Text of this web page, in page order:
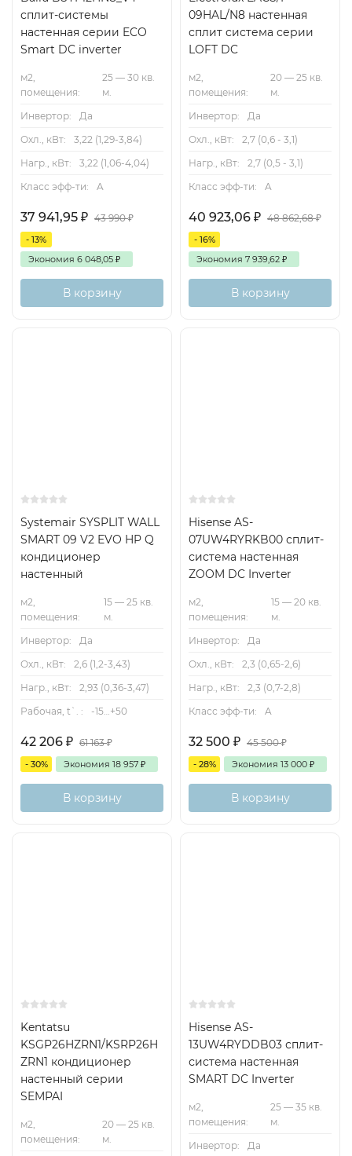
сплит-системы
настенная серии ECO
Smart DC inverter
м2,
помещения:
25 — 30 кв.
м.
Инвертор:
Да
Охл., кВт:
3,22 (1,29-3,84)
Нагр., кВт:
3,22 (1,06-4,04)
Класс эфф-ти:
A
37 941,95 ₽ 43 990₽
- 13%
Экономия 6 048,05 ₽
В корзину
09HAL/N8 настенная
сплит система серии
LOFT DC
м2,
помещения:
20 — 25 кв.
м.
Инвертор:
Да
Охл., кВт:
2,7 (0,6 - 3,1)
Нагр., кВт:
2,7 (0,5 - 3,1)
Класс эфф-ти:
A
40 923,06 ₽ 48 862,68₽
- 16%
Экономия 7 939,62 ₽
В корзину
Systemair SYSPLIT WALL
SMART 09 V2 EVO HP Q
кондиционер
настенный
м2,
помещения:
15 — 25 кв.
м.
Инвертор:
Да
Охл., кВт:
2,6 (1,2-3,43)
Нагр., кВт:
2,93 (0,36-3,47)
Рабочая, t`. :
-15…+50
42 206 ₽ 61 163₽
- 30% Экономия 18 957 ₽
В корзину
Hisense AS-
07UW4RYRKB00 сплит-
система настенная
ZOOM DC Inverter
м2,
помещения:
15 — 20 кв.
м.
Инвертор:
Да
Охл., кВт:
2,3 (0,65-2,6)
Нагр., кВт:
2,3 (0,7-2,8)
Класс эфф-ти:
A
32 500 ₽ 45 500₽
- 28% Экономия 13 000 ₽
В корзину
Kentatsu
KSGP26HZRN1/KSRP26H
ZRN1 кондиционер
настенный серии
SEMPAI
м2,
помещения:
20 — 25 кв.
м.
Hisense AS-
13UW4RYDDB03 сплит-
система настенная
SMART DC Inverter
м2,
помещения:
25 — 35 кв.
м.
Инвертор:
Да